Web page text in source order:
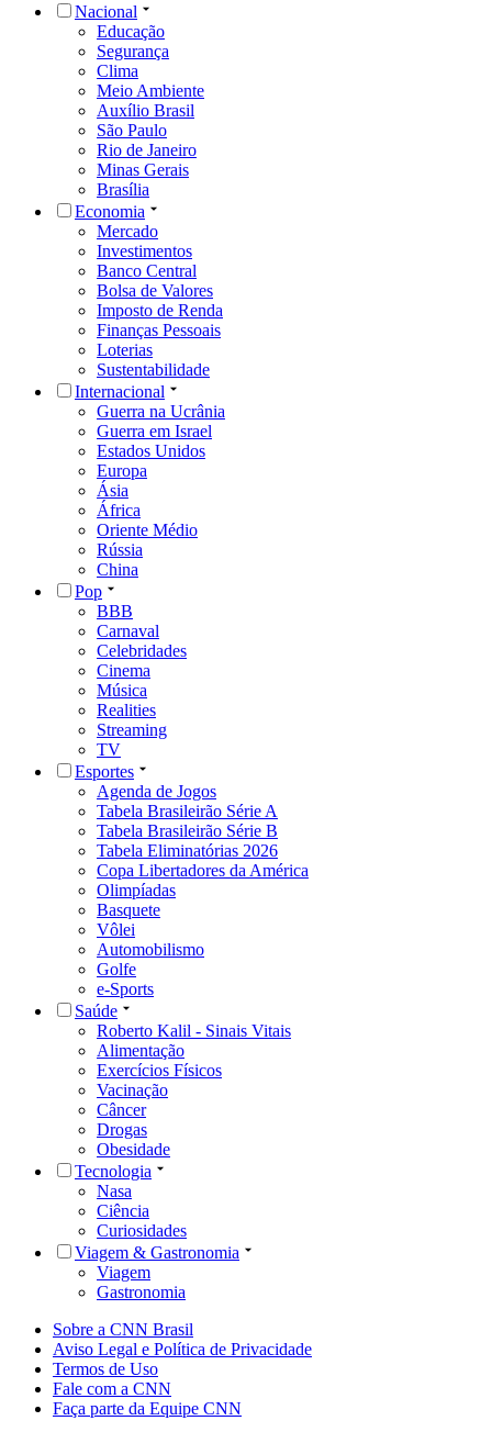
Nacional
Educação
Segurança
Clima
Meio Ambiente
Auxílio Brasil
São Paulo
Rio de Janeiro
Minas Gerais
Brasília
Economia
Mercado
Investimentos
Banco Central
Bolsa de Valores
Imposto de Renda
Finanças Pessoais
Loterias
Sustentabilidade
Internacional
Guerra na Ucrânia
Guerra em Israel
Estados Unidos
Europa
Ásia
África
Oriente Médio
Rússia
China
Pop
BBB
Carnaval
Celebridades
Cinema
Música
Realities
Streaming
TV
Esportes
Agenda de Jogos
Tabela Brasileirão Série A
Tabela Brasileirão Série B
Tabela Eliminatórias 2026
Copa Libertadores da América
Olimpíadas
Basquete
Vôlei
Automobilismo
Golfe
e-Sports
Saúde
Roberto Kalil - Sinais Vitais
Alimentação
Exercícios Físicos
Vacinação
Câncer
Drogas
Obesidade
Tecnologia
Nasa
Ciência
Curiosidades
Viagem & Gastronomia
Viagem
Gastronomia
Sobre a CNN Brasil
Aviso Legal e Política de Privacidade
Termos de Uso
Fale com a CNN
Faça parte da Equipe CNN